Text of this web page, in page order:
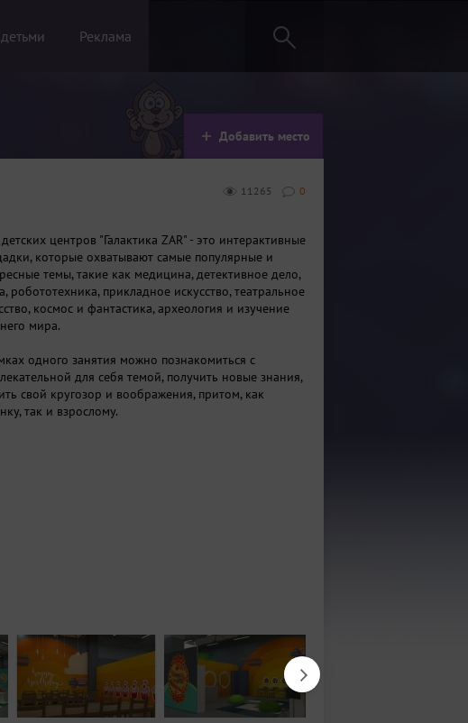
Реклама
Добавить место
0
11265
центров "Галактика ZAR" - это интерактивные
которые охватывают самые популярные и
темы, такие как медицина, детективное дело,
робототехника, прикладное искусство, театральное
космос и фантастика, археология и изучение
мира.
одного занятия можно познакомиться с
для себя темой, получить новые знания,
свой кругозор и воображения, притом, как
так и взрослому.